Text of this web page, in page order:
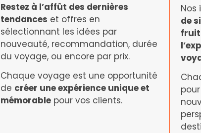
Restez à l’affût des dernières
tendances et offres en
sélectionnant les idées par
nouveauté, recommandation, durée
du voyage, ou encore par prix.
Chaque voyage est une opportunité
de créer une expérience unique et
mémorablepour vos clients.
Nos
de
fruit